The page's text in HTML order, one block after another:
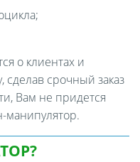
о клиентах и
срочный заказ
Вам не придется
манипулятор.